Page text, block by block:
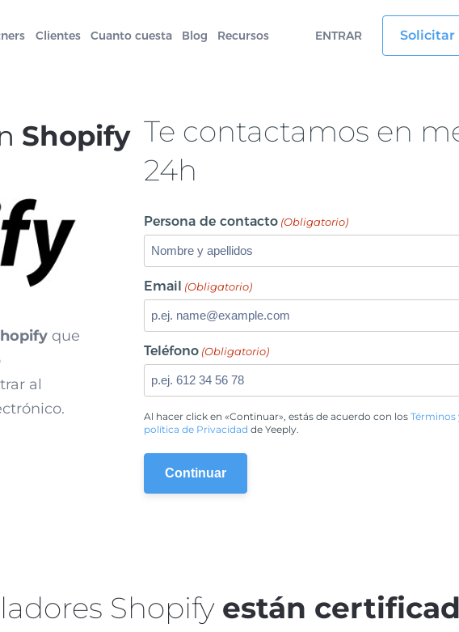
Clientes Cuanto cuesta Blog Recursos ENTRAR Solicitar
Shopify
que
al
Te contactamos en
24h
Persona de contacto (Obligatorio)
Email (Obligatorio)
Teléfono (Obligatorio)
Al hacer click en «Continuar», estás de acuerdo con los Términos
política de Privacidad de Yeeply.
Shopify están